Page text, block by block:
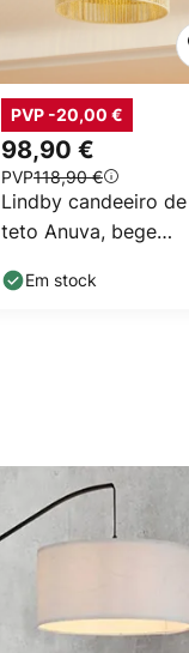
98,90 €
PVP118,90 €
PVP -20,00 €
Lindby candeeiro de
teto Anuva, bege
Em stock